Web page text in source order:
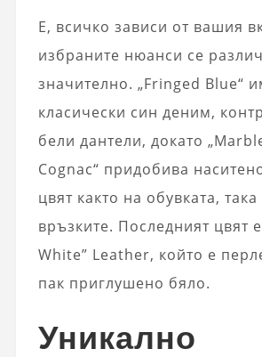
Е, всичко зависи от вашия
избраните нюанси се
значително. „Fringed Blue“
класически син деним,
бели дантели, докато
Cognac“ придобива
цвят както на обувката,
връзките. Последният цвят
White” Leather, който е
пак приглушено бяло.
Уникално